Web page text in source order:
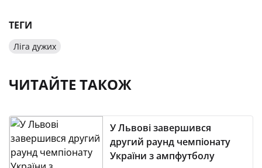
ТЕГИ
Ліга дужих
ЧИТАЙТЕ ТАКОЖ
У Львові завершився
другий раунд чемпіонату
України з ампфутболу